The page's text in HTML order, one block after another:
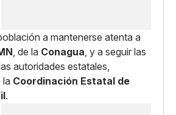
a mantenerse atenta a
, de la Conagua, y a seguir las
autoridades estatales,
la Coordinación Estatal de
.